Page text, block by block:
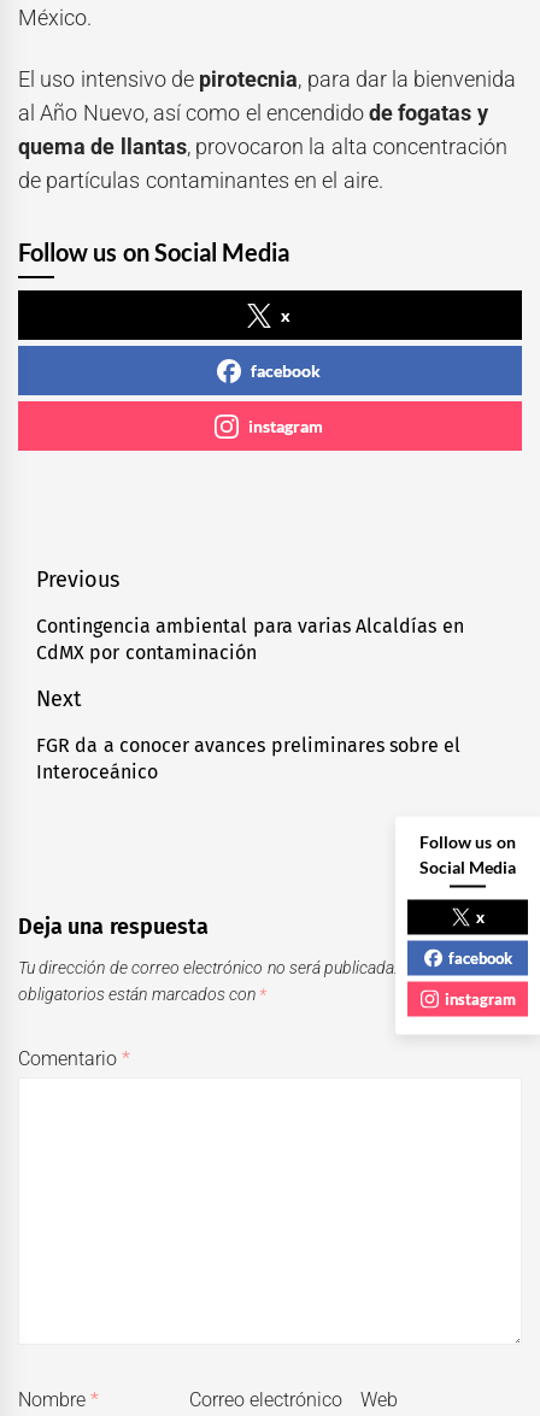
México.
El uso intensivo de pirotecnia, para dar la bienvenida
al Año Nuevo, así como el encendidode fogatas y
quema de llantas, provocaron la alta concentración
de partículas contaminantes en el aire.
Follow us on Social Media
x
facebook
instagram
Navegación
de
entradas
Previous
Previous
post:
Contingencia ambiental para varias Alcaldías en
CdMX por contaminación
Next
Next
post:
FGR da a conocer avances preliminares sobre el
Interoceánico
Deja una respuesta
Tu dirección de correo electrónico no será publicada.
Los campos
obligatorios están marcados con *
Comentario*
Nombre*
Correo electrónico
Web
Follow us on
Social Media
x
facebook
instagram